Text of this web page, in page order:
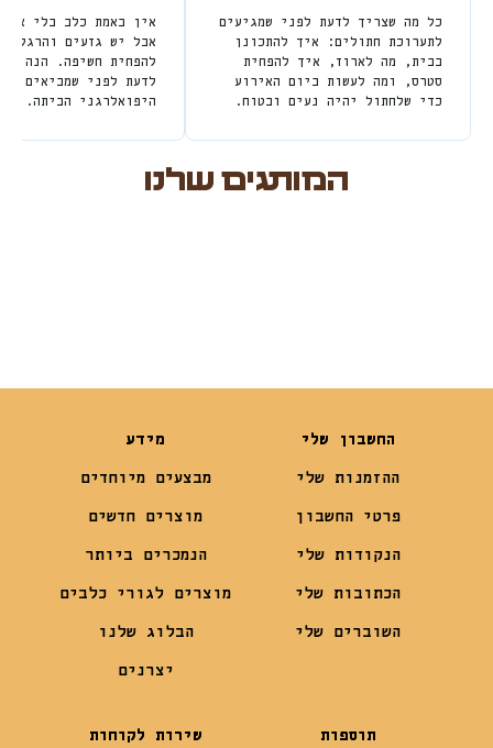
כל מה שצריך לדעת לפני שמגיעים
לתערוכת חתולים: איך להתכונן
בבית, מה לארוז, איך להפחית
סטרס, ומה לעשות ביום האירוע
כדי שלחתול יהיה נעים ובטוח.
אין באמת כלב בלי
אבל יש גזעים והרגלים
להפחית חשיפה. הנה
לדעת לפני שמביאים
היפואלרגני הביתה.
המותגים שלנו
החשבון שלי
ההזמנות שלי
פרטי החשבון
הנקודות שלי
הכתובות שלי
השוברים שלי
מידע
מבצעים מיוחדים
מוצרים חדשים
הנמכרים ביותר
מוצרים לגורי כלבים
הבלוג שלנו
יצרנים
תוספות שירות לקוחות